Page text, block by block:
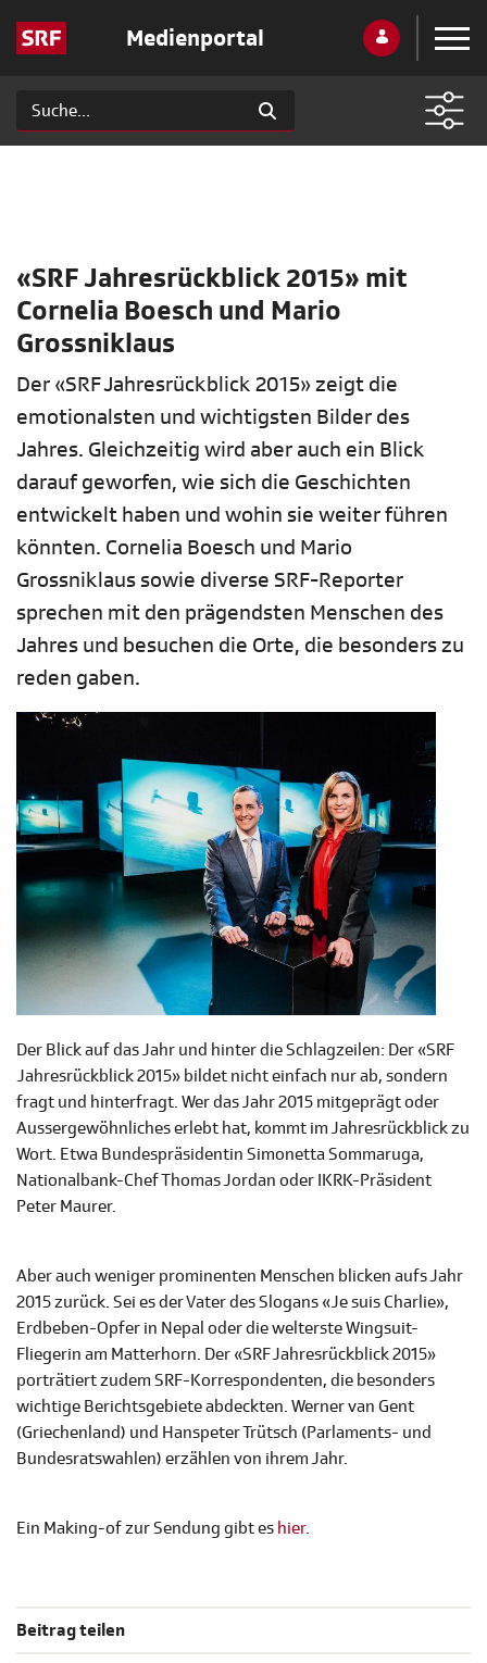
Medienportal
«SRF Jahresrückblick 2015» mit
Cornelia Boesch und Mario
Grossniklaus
Der «SRF Jahresrückblick 2015» zeigt die
emotionalsten und wichtigsten Bilder des
Jahres. Gleichzeitig wird aber auch ein Blick
darauf geworfen, wie sich die Geschichten
entwickelt haben und wohin sie weiter führen
könnten. Cornelia Boesch und Mario
Grossniklaus sowie diverse SRF-Reporter
sprechen mit den prägendsten Menschen des
Jahres und besuchen die Orte, die besonders zu
reden gaben.
Der Blick auf das Jahr und hinter die Schlagzeilen: Der «SRF
Jahresrückblick 2015» bildet nicht einfach nur ab, sondern
fragt und hinterfragt. Wer das Jahr 2015 mitgeprägt oder
Aussergewöhnliches erlebt hat, kommt im Jahresrückblick zu
Wort. Etwa Bundespräsidentin Simonetta Sommaruga,
Nationalbank-Chef Thomas Jordan oder IKRK-Präsident
Peter Maurer.
Aber auch weniger prominenten Menschen blicken aufs Jahr
2015 zurück. Sei es der Vater des Slogans «Je suis Charlie»,
Erdbeben-Opfer in Nepal oder die welterste Wingsuit-
Fliegerin am Matterhorn. Der «SRF Jahresrückblick 2015»
porträtiert zudem SRF-Korrespondenten, die besonders
wichtige Berichtsgebiete abdeckten. Werner van Gent
(Griechenland) und Hanspeter Trütsch (Parlaments- und
Bundesratswahlen) erzählen von ihrem Jahr.
Ein Making-of zur Sendung gibt es hier.
Beitrag teilen